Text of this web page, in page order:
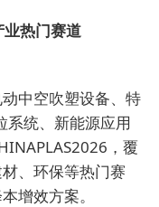
热门赛道
中空吹塑设备、特
系统、新能源应用
，覆
、环保等热门赛
增效方案。